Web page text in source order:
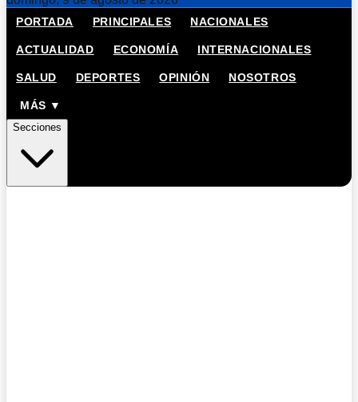
PORTADA PRINCIPALES NACIONALES
ACTUALIDAD ECONOMÍA INTERNACIONALES
SALUD DEPORTES OPINIÓN NOSOTROS
MÁS ▼
Secciones